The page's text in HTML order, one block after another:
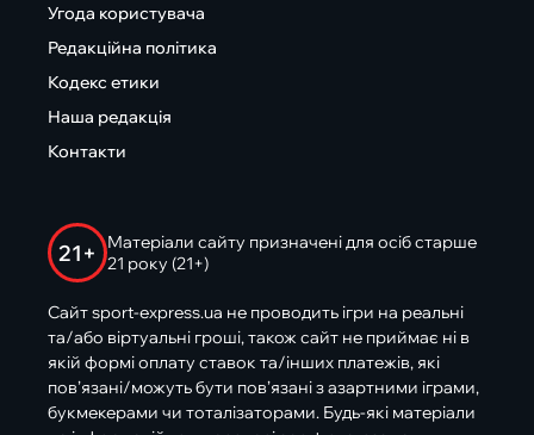
Угода користувача
Редакційна політика
Кодекс етики
Наша редакція
Контакти
21+
Матеріали сайту призначені для осіб старше
21 року (21+)
Сайт sport-express.ua не проводить ігри на реальні
та/або віртуальні гроші, також сайт не приймає ні в
якій формі оплату ставок та/інших платежів, які
пов’язані/можуть бути пов’язані з азартними іграми,
букмекерами чи тоталізаторами. Будь-які матеріали